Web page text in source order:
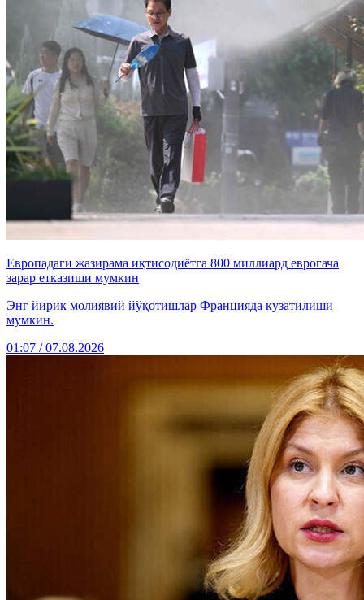
Европадаги жазирама иқтисодиётга 800 миллиард еврогача
зарар етказиши мумкин
Энг йирик молиявий йўқотишлар Францияда кузатилиши
мумкин.
01:07 / 07.08.2026